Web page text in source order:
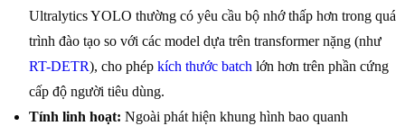
Ultralytics YOLO thường có yêu cầu bộ nhớ thấp hơn trong quá
trình đào tạo so với các model dựa trên transformer nặng (như
RT-DETR), cho phép kích thước batch lớn hơn trên phần cứng
cấp độ người tiêu dùng.
Tính linh hoạt: Ngoài phát hiện khung hình bao quanh